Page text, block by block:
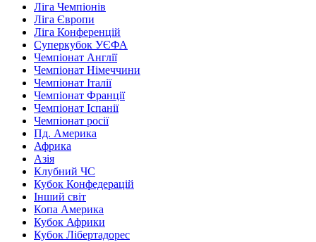
Ліга Чемпіонів
Ліга Європи
Ліга Конференцій
Суперкубок УЄФА
Чемпіонат Англії
Чемпіонат Німеччини
Чемпіонат Італії
Чемпіонат Франції
Чемпіонат Іспанії
Чемпіонат росії
Пд. Америка
Африка
Азія
Клубний ЧС
Кубок Конфедерацій
Інший світ
Копа Америка
Кубок Африки
Кубок Лібертадорес